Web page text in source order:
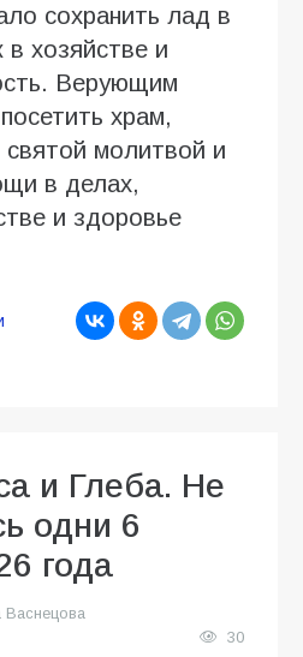
сохранить лад в
хозяйстве и
Верующим
храм,
святой молитвой и
в делах,
и здоровье
и Глеба. Не
одни 6
года
Васнецова
30